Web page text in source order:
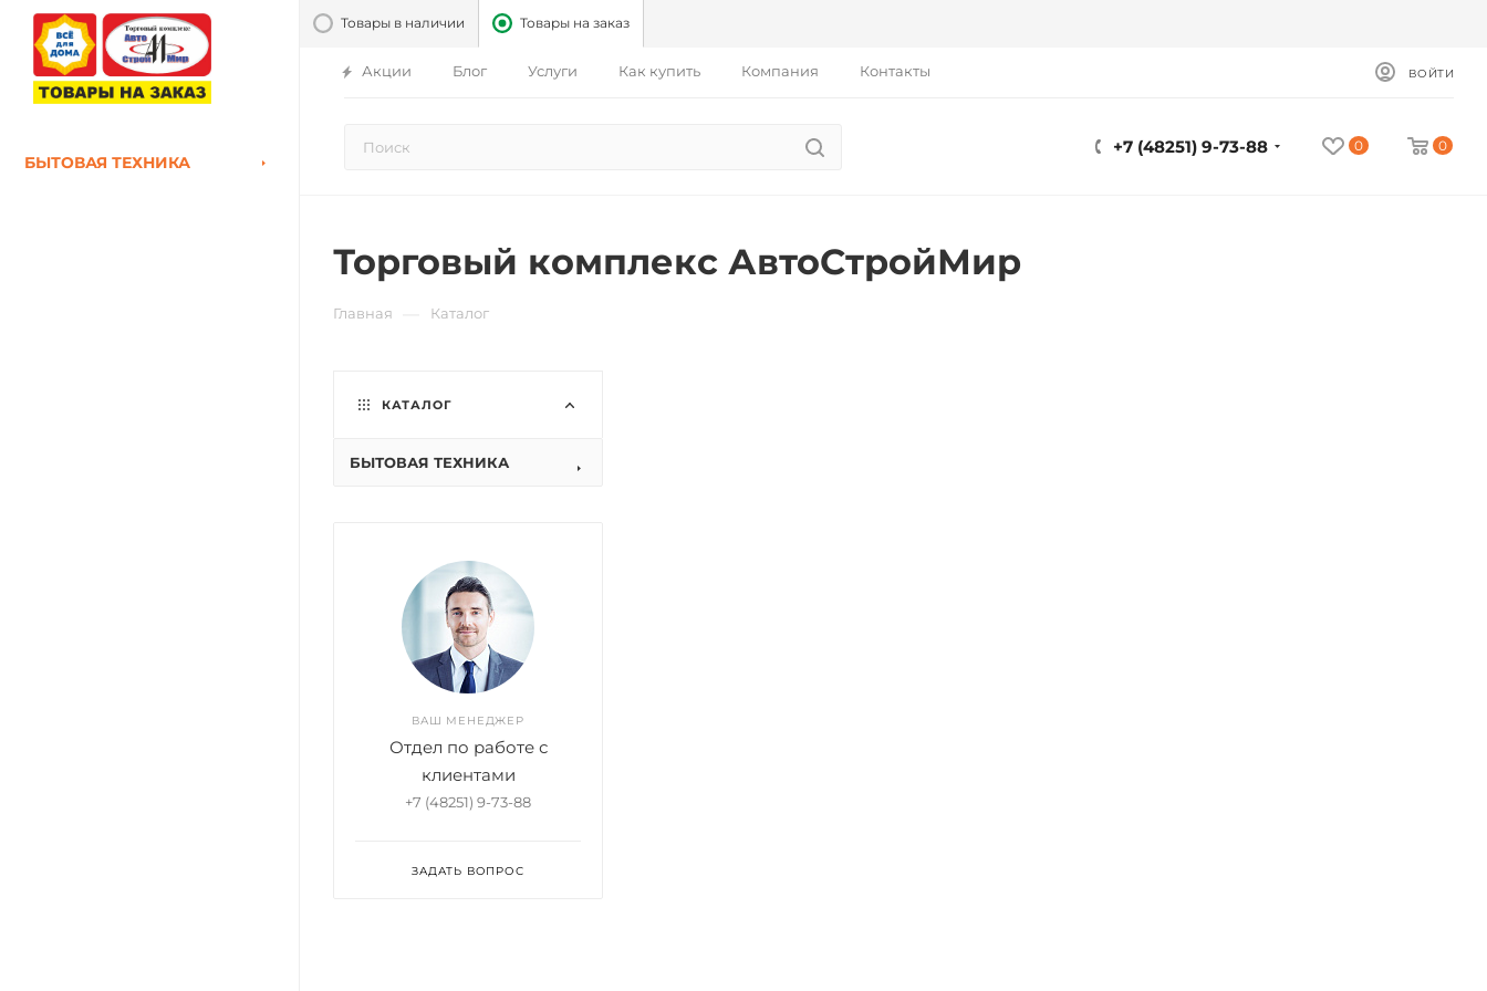
Товары в наличии Товары на заказ
Акции Блог Услуги Как купить Компания Контакты ВОЙТИ
0 0
+7 (48251) 9-73-88
БЫТОВАЯ ТЕХНИКА
Торговый комплекс АвтоСтройМир
Главная Каталог
КАТАЛОГ
БЫТОВАЯ ТЕХНИКА
ВАШ МЕНЕДЖЕР
Отдел по работе с
клиентами
+7 (48251) 9-73-88
ЗАДАТЬ ВОПРОС